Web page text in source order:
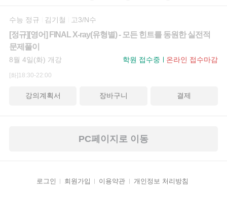
수능 정규 김기철 고3/N수
[정규][영어] FINAL X-ray(유형별) - 모든 힌트를 동원한 실전적
문제풀이
8월 4일(화) 개강 학원 접수중 온라인 접수마감
[화]18:30-22:00
강의계획서 장바구니 결제
PC페이지로 이동
로그인 회원가입 이용약관 개인정보 처리방침